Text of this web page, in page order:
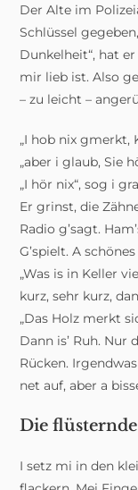
Der Alte im
Schlüssel
Dunkelheit“, hat
mir lieb ist. Also
– zu leicht –
„I hob nix gmerkt,
„aber i glaub, Sie
„I hör nix“, sog i
Er grinst, die
Radio g’sagt.
G’spielt. A
„Was is in Keller
kurz, sehr kurz,
„Das Holz merkt
Dann is’ Ruh. Nur
Rücken.
net auf, aber a
Die
I setz mi in den